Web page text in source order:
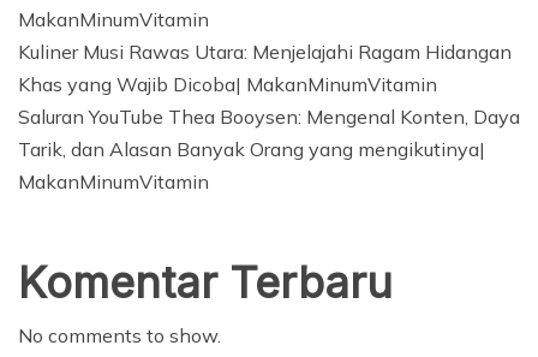
MakanMinumVitamin
Kuliner Musi Rawas Utara: Menjelajahi Ragam Hidangan
Khas yang Wajib Dicoba| MakanMinumVitamin
Saluran YouTube Thea Booysen: Mengenal Konten, Daya
Tarik, dan Alasan Banyak Orang yang mengikutinya|
MakanMinumVitamin
Komentar Terbaru
No comments to show.